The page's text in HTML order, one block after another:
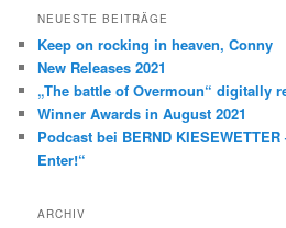
NEUESTE BEITRÄGE
Keep on rocking in heaven, Conny
New Releases 2021
„The battle of Overmoun“ digitally
Winner Awards in August 2021
Podcast bei BERND
Enter!“
ARCHIV